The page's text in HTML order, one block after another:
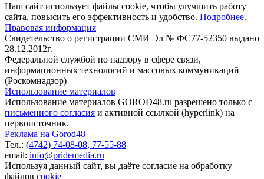
Наш сайт использует файлы cookie, чтобы улучшить работу
сайта, повысить его эффективность и удобство. Подробнее.
Правовая информация
Свидетельство о регистрации СМИ Эл № ФС77-52350 выдано
28.12.2012г.
Федеральной службой по надзору в сфере связи,
информационных технологий и массовых коммуникаций
(Роскомнадзор)
Использование материалов
Использование материалов GOROD48.ru разрешено только с
письменного согласия и активной ссылкой (hyperlink) на
первоисточник.
Реклама на Gorod48
Тел.: (4742) 74-08-08, 77-55-88
email: info@pridemedia.ru
Используя данный сайт, вы даёте согласие на обработку
файлов cookie